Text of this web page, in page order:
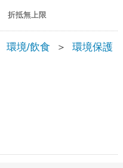
折抵無上限
環境/飲食 ＞ 環境保護